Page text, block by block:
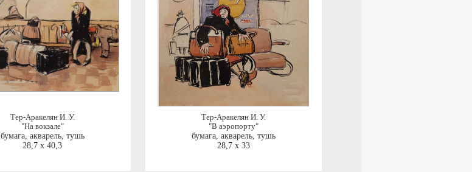
Тер-Аракелян И. У.
"На вокзале"
бумага, акварель, тушь
28,7 x 40,3
Тер-Аракелян И. У.
"В аэропорту"
бумага, акварель, тушь
28,7 x 33